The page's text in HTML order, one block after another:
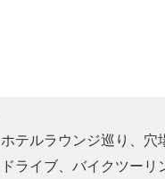
ホテルラウンジ巡り、穴
ドライブ、バイクツーリ